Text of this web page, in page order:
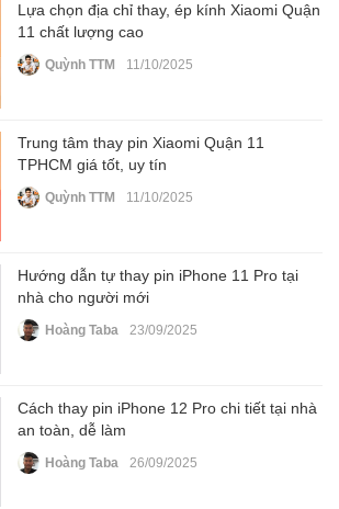
Lựa chọn địa chỉ thay, ép kính Xiaomi Quận
11 chất lượng cao
Quỳnh TTM 11/10/2025
Trung tâm thay pin Xiaomi Quận 11
TPHCM giá tốt, uy tín
Quỳnh TTM 11/10/2025
Hướng dẫn tự thay pin iPhone 11 Pro tại
nhà cho người mới
Hoàng Taba 23/09/2025
Cách thay pin iPhone 12 Pro chi tiết tại nhà
an toàn, dễ làm
Hoàng Taba 26/09/2025